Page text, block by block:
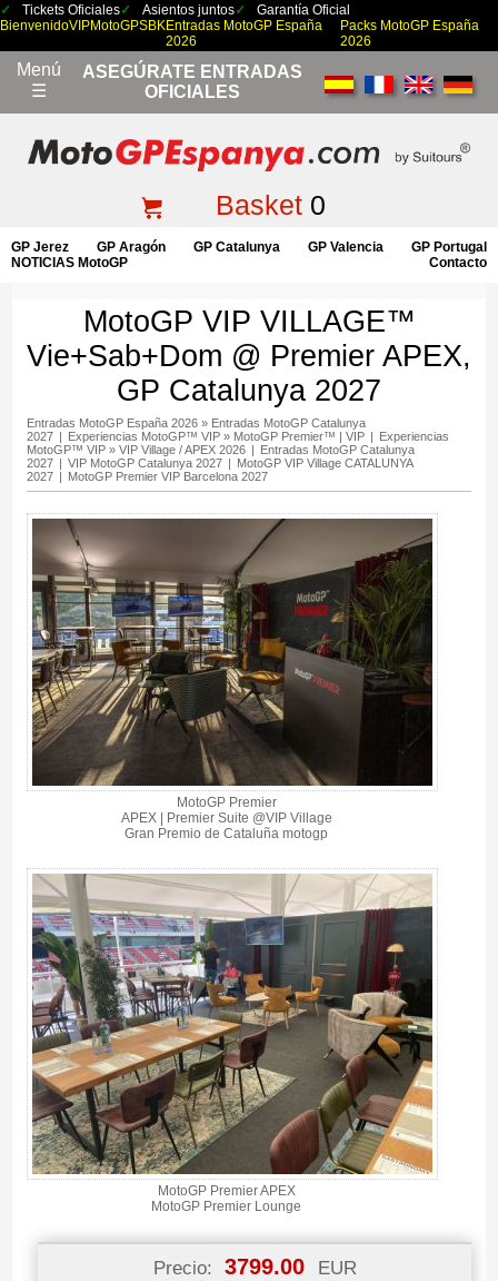
Tickets Oficiales Asientos juntos
Garantía Oficial
BienvenidoVIPMotoGPSBKEntradas MotoGP España
2026
Packs MotoGP España
2026
Menú
☰
ASEGÚRATE ENTRADAS
OFICIALES
Basket0
GP Jerez GP Aragón GP Catalunya GP Valencia
GP Portugal
NOTICIAS MotoGP
Contacto
MotoGP VIP VILLAGE™
Vie+Sab+Dom @ Premier APEX,
GP Catalunya 2027
Entradas MotoGP España 2026» Entradas MotoGP Catalunya
2027 | Experiencias MotoGP™ VIP» MotoGP Premier™ | VIP | Experiencias
MotoGP™ VIP» VIP Village / APEX 2026 | Entradas MotoGP Catalunya
2027 | VIP MotoGP Catalunya 2027 | MotoGP VIP Village CATALUNYA
2027 | MotoGP Premier VIP Barcelona 2027
MotoGP Premier
APEX | Premier Suite @VIP Village
Gran Premio de Cataluña motogp
MotoGP Premier APEX
MotoGP Premier Lounge
Precio: 3799.00 EUR